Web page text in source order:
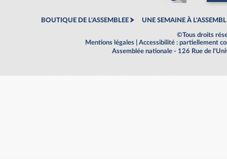
BOUTIQUE DE L'ASSEMBLEE UNE SEMAINE À
©Tous droits
Mentions légales
Accessibilité : partiellement
Assemblée nationale - 126 Rue de